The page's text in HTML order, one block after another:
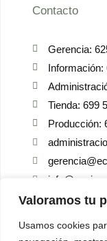
Valoramos tu
Usamos cookies
Contacto
Gerencia:
Información:
Tienda: 699
Producción: